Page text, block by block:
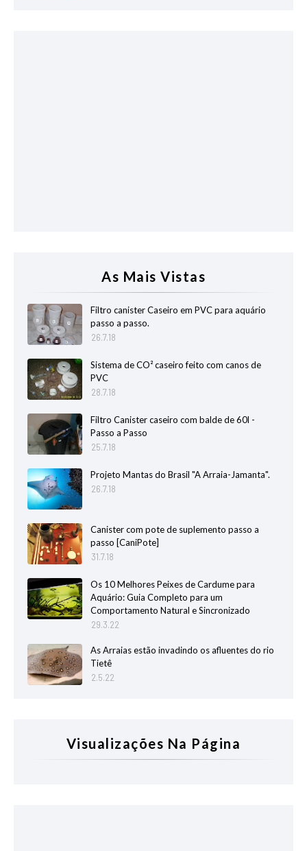
As Mais Vistas
Filtro canister Caseiro em PVC para aquário
passo a passo.
26.7.18
Sistema de CO² caseiro feito com canos de
PVC
28.7.18
Filtro Canister caseiro com balde de 60l -
Passo a Passo
25.7.18
Projeto Mantas do Brasil "A Arraia-Jamanta".
26.7.18
Canister com pote de suplemento passo a
passo [CaniPote]
31.7.18
Os 10 Melhores Peixes de Cardume para
Aquário: Guia Completo para um
Comportamento Natural e Sincronizado
29.3.22
As Arraias estão invadindo os afluentes do rio
Tietê
2.5.22
Visualizações Na Página